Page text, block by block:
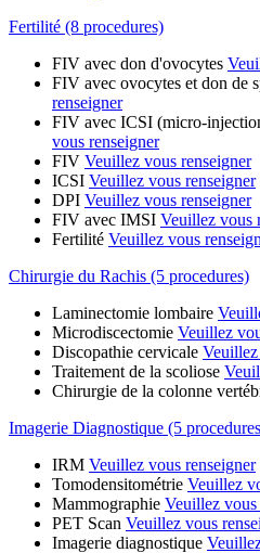
Fertilité (8 procedures)
FIV avec don d'ovocytes
FIV avec ovocytes et don de
renseigner
FIV avec ICSI (micro-
vous renseigner
FIV Veuillez vous renseigner
ICSI Veuillez vous renseigner
DPI Veuillez vous renseigner
FIV avec IMSI Veuillez vous
Fertilité Veuillez vous
Chirurgie du Rachis (5 procedures)
Laminectomie lombaire
Microdiscectomie Veuillez
Discopathie cervicale
Traitement de la scoliose
Chirurgie de la colonne
Imagerie Diagnostique (5
IRM Veuillez vous renseigner
Tomodensitométrie Veuillez
Mammographie Veuillez vous
PET Scan Veuillez vous
Imagerie diagnostique